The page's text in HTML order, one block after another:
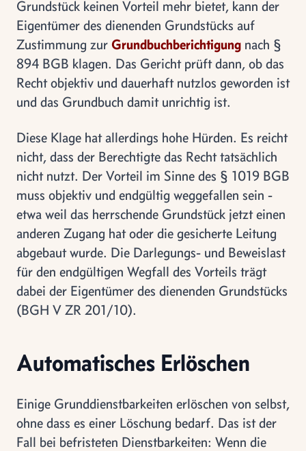
Grundstück keinen Vorteil mehr bietet, kann der
Eigentümer des dienenden Grundstücks auf
Zustimmung zur Grundbuchberichtigung nach §
894 BGB klagen. Das Gericht prüft dann, ob das
Recht objektiv und dauerhaft nutzlos geworden ist
und das Grundbuch damit unrichtig ist.
Diese Klage hat allerdings hohe Hürden. Es reicht
nicht, dass der Berechtigte das Recht tatsächlich
nicht nutzt. Der Vorteil im Sinne des § 1019 BGB
muss objektiv und endgültig weggefallen sein -
etwa weil das herrschende Grundstück jetzt einen
anderen Zugang hat oder die gesicherte Leitung
abgebaut wurde. Die Darlegungs- und Beweislast
für den endgültigen Wegfall des Vorteils trägt
dabei der Eigentümer des dienenden Grundstücks
(BGH V ZR 201/10).
Automatisches Erlöschen
Einige Grunddienstbarkeiten erlöschen von selbst,
ohne dass es einer Löschung bedarf. Das ist der
Fall bei befristeten Dienstbarkeiten: Wenn die